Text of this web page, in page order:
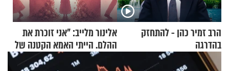
הרב זמיר כהן - להתחזק
בהדרגה
אלינור מלייב: "אני זוכרת את
ההלם. הייתי האמא הקטנה של
הבית"